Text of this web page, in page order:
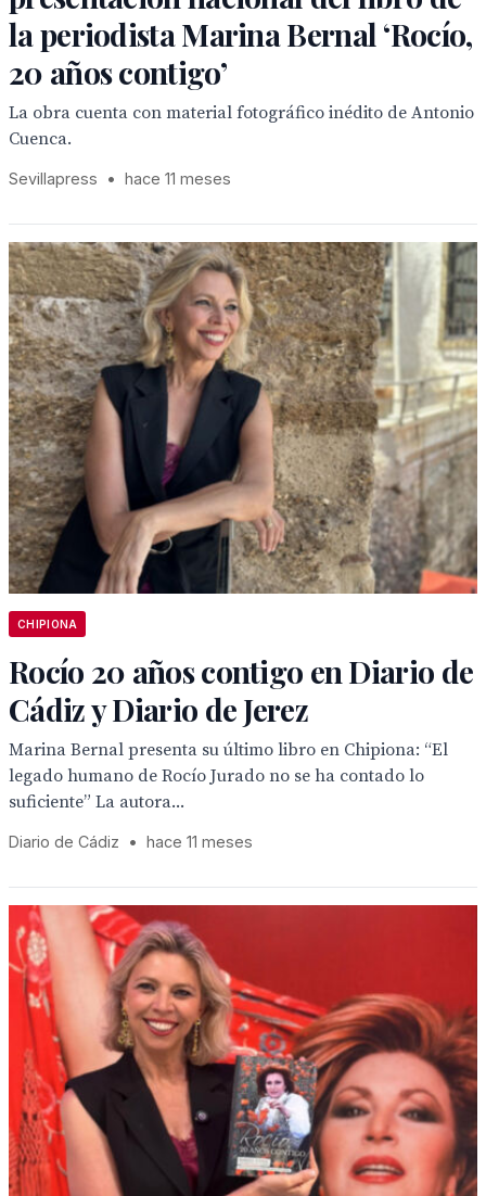
la periodista Marina Bernal ‘Rocío,
20 años contigo’
La obra cuenta con material fotográfico inédito de Antonio
Cuenca.
Sevillapress • hace 11 meses
CHIPIONA
Rocío 20 años contigo en Diario de
Cádiz y Diario de Jerez
Marina Bernal presenta su último libro en Chipiona: “El
legado humano de Rocío Jurado no se ha contado lo
suficiente” La autora...
Diario de Cádiz • hace 11 meses